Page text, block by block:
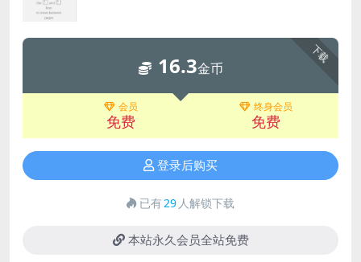
下载
16.3金币
会员
免费
终身会员
免费
登录后购买
已有29 人解锁下载
本站永久会员全站免费